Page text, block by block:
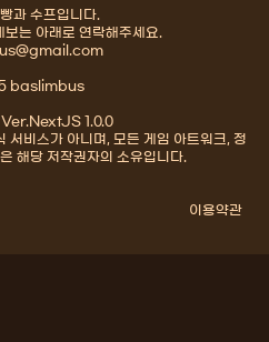
과 수프입니다.
는 아래로 연락해주세요.
baslimbus
1.0.0
서비스가 아니며, 모든 게임 아트워크, 정
해당 저작권자의 소유입니다.
이용약관